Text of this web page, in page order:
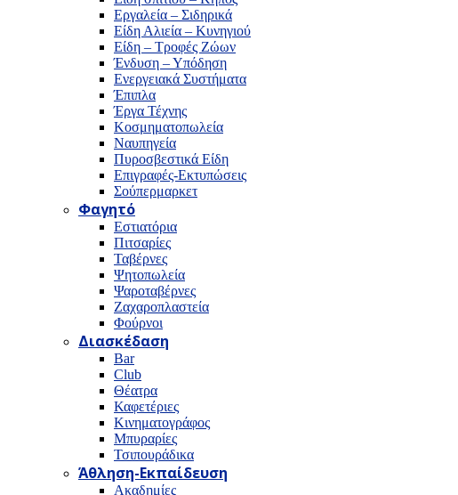
Εργαλεία – Σιδηρικά
Είδη Αλιεία – Κυνηγιού
Είδη – Τροφές Ζώων
Ένδυση – Υπόδηση
Ενεργειακά Συστήματα
Έπιπλα
Έργα Τέχνης
Κοσμηματοπωλεία
Ναυπηγεία
Πυροσβεστικά Είδη
Επιγραφές-Εκτυπώσεις
Σούπερμαρκετ
Φαγητό
Εστιατόρια
Πιτσαρίες
Ταβέρνες
Ψητοπωλεία
Ψαροταβέρνες
Ζαχαροπλαστεία
Φούρνοι
Διασκέδαση
Bar
Club
Θέατρα
Καφετέριες
Κινηματογράφος
Μπυραρίες
Τσιπουράδικα
Άθληση-Εκπαίδευση
Ακαδημίες